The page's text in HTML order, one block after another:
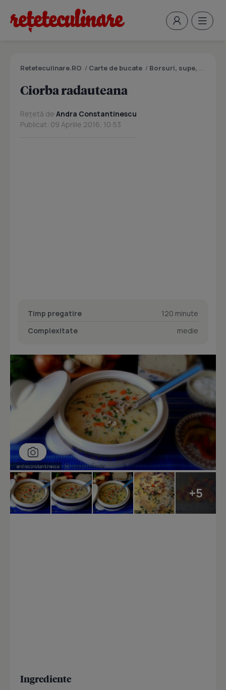
Reteteculinare.RO / Carte de bucate / Borsuri, supe, ciorbe
Ciorba radauteana
Rețetă de Andra Constantinescu
Publicat: 09 Aprilie 2016, 10:53
Timp pregatire
120 minute
Complexitate
medie
+5
Ingrediente